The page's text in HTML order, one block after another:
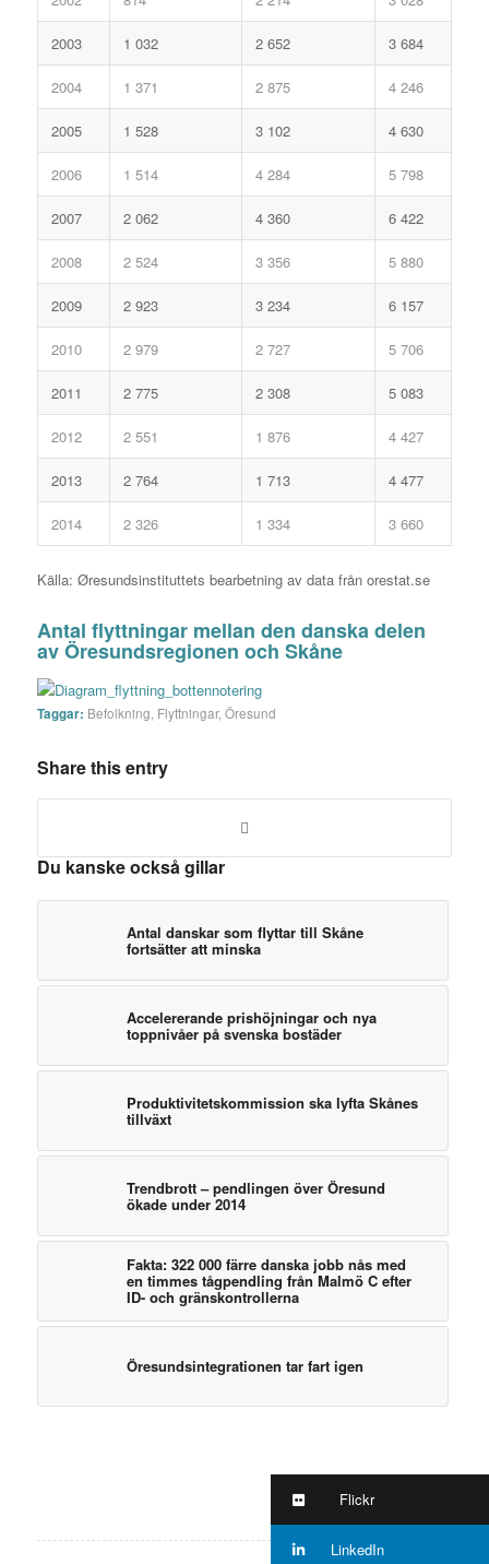
2003 1 032 2 652 3 684
2004 1 371 2 875 4 246
2005 1 528 3 102 4 630
2006 1 514 4 284 5 798
2007 2 062 4 360 6 422
2008 2 524 3 356 5 880
2009 2 923 3 234 6 157
2010 2 979 2 727 5 706
2011 2 775 2 308 5 083
2012 2 551 1 876 4 427
2013 2 764 1 713 4 477
2014 2 326 1 334 3 660
Källa: Øresundsinstituttets bearbetning av data från orestat.se
Antal flyttningar mellan den danska delen
av Öresundsregionen och Skåne
Taggar: Befolkning Flyttningar, Öresund
Share this entry
Du kanske också gillar
Antal danskar som flyttar till Skåne
fortsätter att minska
Accelererande prishöjningar och nya
toppnivåer på svenska bostäder
Produktivitetskommission ska lyfta Skånes
tillväxt
Trendbrott – pendlingen över Öresund
ökade under 2014
Fakta: 322 000 färre danska jobb nås med
en timmes tågpendling från Malmö C efter
ID- och gränskontrollerna
Öresundsintegrationen tar fart igen
Flickr
LinkedIn